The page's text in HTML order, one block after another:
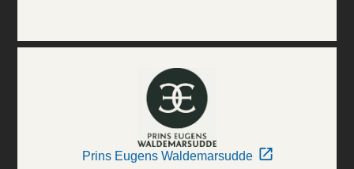
Prins Eugens Waldemarsudde